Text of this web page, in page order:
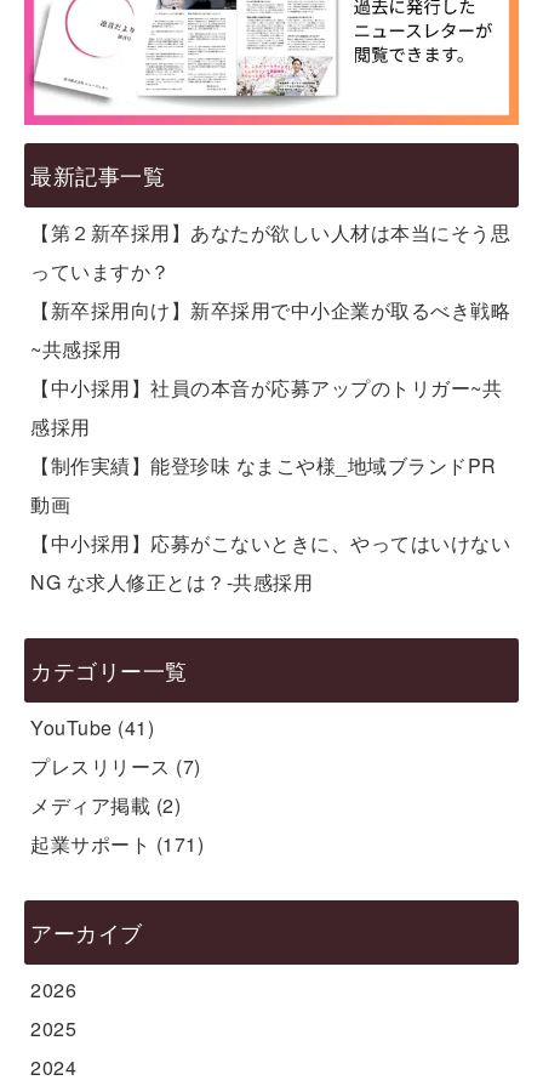
最新記事一覧
【第２新卒採用】あなたが欲しい人材は本当にそう思
っていますか？
【新卒採用向け】新卒採用で中小企業が取るべき戦略
~共感採用
【中小採用】社員の本音が応募アップのトリガー~共
感採用
【制作実績】能登珍味 なまこや様_地域ブランドPR
動画
【中小採用】応募がこないときに、やってはいけない
NG な求人修正とは？-共感採用
カテゴリー一覧
YouTube (41)
プレスリリース (7)
メディア掲載 (2)
起業サポート (171)
アーカイブ
2026
2025
2024